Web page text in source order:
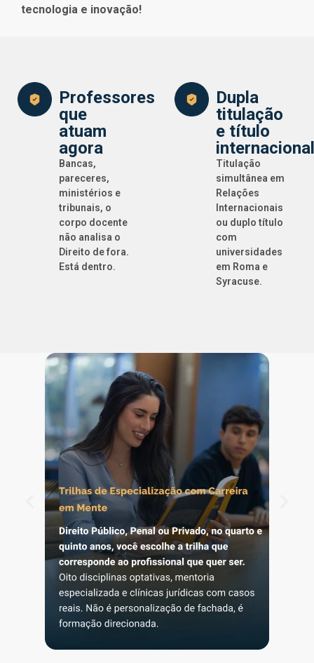
tecnologia e inovação!
Professores
que
atuam
agora
Bancas,
pareceres,
ministérios e
tribunais, o
corpo docente
não analisa o
Direito de fora.
Está dentro.
Dupla
titulação
e título
Titulação
simultânea em
Relações
Internacionais
ou duplo título
com
universidades
em Roma e
Syracuse.